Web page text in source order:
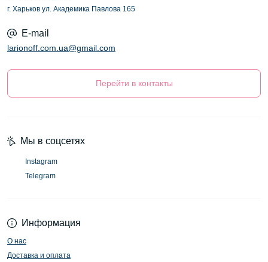
г. Харьков ул. Академика Павлова 165
E-mail
larionoff.com.ua@gmail.com
Перейти в контакты
Информация
О нас
Доставка и оплата
Мы в соцсетях
Instagram
Telegram